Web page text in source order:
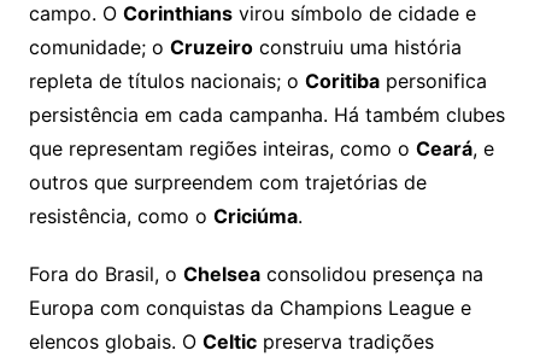
campo. O Corinthiansvirou símbolo de cidade e
comunidade; o Cruzeiroconstruiu uma história
repleta de títulos nacionais; o Coritibapersonifica
persistência em cada campanha. Há também clubes
que representam regiões inteiras, como o Ceará, e
outros que surpreendem com trajetórias de
resistência, como o Criciúma.
Fora do Brasil, o Chelseaconsolidou presença na
Europa com conquistas da Champions League e
elencos globais. O Celticpreserva tradições